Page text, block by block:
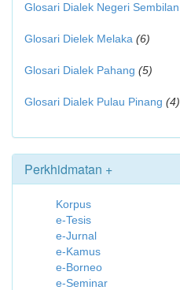
Glosari Dialek Negeri Sembilan
Glosari Dielek Melaka (6)
Glosari Dialek Pahang (5)
Glosari Dialek Pulau Pinang (4)
Perkhidmatan +
Korpus
e-Tesis
e-Jurnal
e-Kamus
e-Borneo
e-Seminar